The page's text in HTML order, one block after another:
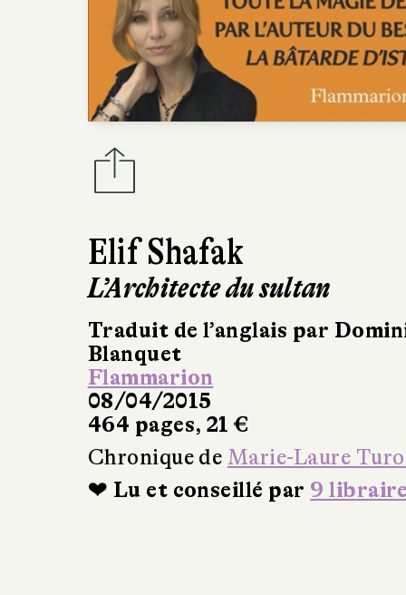
Elif Shafak
L’Architecte du sultan
Traduit de l’anglais par
Blanquet
Flammarion
08/04/2015
464 pages, 21 €
Chronique de Marie-Laure
❤ Lu et conseillé par 9